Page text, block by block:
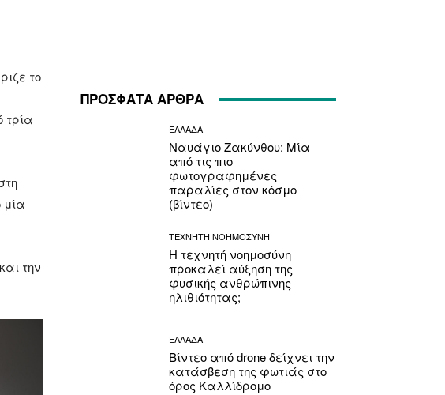
το
τρία
μία
την
ΠΡΟΣΦΑΤΑ ΑΡΘΡΑ
ΕΛΛΑΔΑ
Ναυάγιο Ζακύνθου: Μία
από τις πιο
φωτογραφημένες
παραλίες στον κόσμο
(βίντεο)
ΤΕΧΝΗΤΗ ΝΟΗΜΟΣΥΝΗ
Η τεχνητή νοημοσύνη
προκαλεί αύξηση της
φυσικής ανθρώπινης
ηλιθιότητας;
ΕΛΛΑΔΑ
Βίντεο από drone δείχνει την
κατάσβεση της φωτιάς στο
όρος Καλλίδρομο